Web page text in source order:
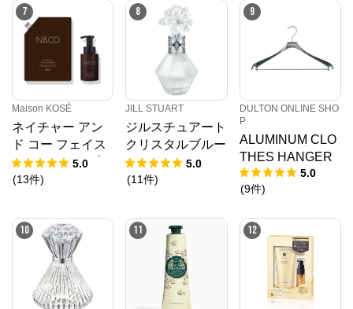
7
Maison KOSÉ
ネイチャー アン
ド コー フェイス
＆ハンドソープ
＜2L つめかえ用
き）
5.0
(13件)
8
JILL STUART
ジルスチュアート
クリスタルブルー
ム スノー オード
パルファン
5.0
(11件)
9
DULTON ONLINE SHO
P
ALUMINUM CLO
THES HANGER
5.0
(9件)
10 11 12